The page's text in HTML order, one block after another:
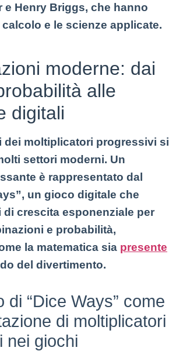
e Henry Briggs, che hanno
e le scienze applicate.
moderne: dai
alle
digitali
dei moltiplicatori progressivi si
settori moderni. Un
è rappresentato dal
un gioco digitale che
crescita esponenziale per
e probabilità,
la matematica sia presente
del divertimento.
di “Dice Ways” come
di moltiplicatori
nei giochi